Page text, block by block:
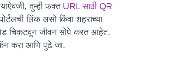
तुम्ही फक्त URL साठी QR
लिंक असो किंवा शहराच्या
कोड चिकटवून जीवन सोपे करत आहेत.
करा आणि पुढे जा.